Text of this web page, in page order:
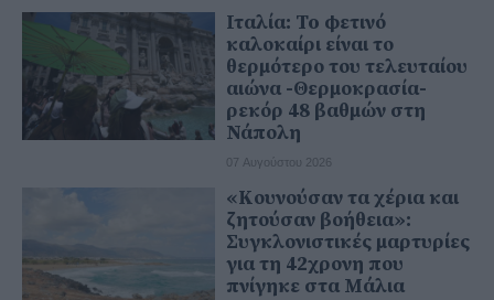
Ιταλία: To φετινό
καλοκαίρι είναι το
θερμότερο του τελευταίου
αιώνα -Θερμοκρασία-
ρεκόρ 48 βαθμών στη
Νάπολη
07 Αυγούστου 2026
«Κουνούσαν τα χέρια και
ζητούσαν βοήθεια»:
Συγκλονιστικές μαρτυρίες
για τη 42χρονη που
πνίγηκε στα Μάλια